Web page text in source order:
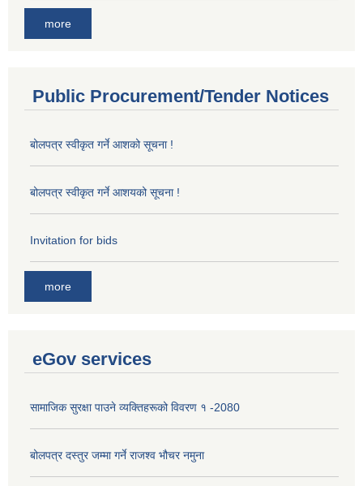
more
Public Procurement/Tender Notices
बोलपत्र स्वीकृत गर्ने आशको सूचना !
बोलपत्र स्वीकृत गर्ने आशयको सूचना !
Invitation for bids
more
eGov services
सामाजिक सुरक्षा पाउने व्यक्तिहरूको विवरण १ -2080
बोलपत्र दस्तुर जम्मा गर्ने राजश्व भौचर नमुना